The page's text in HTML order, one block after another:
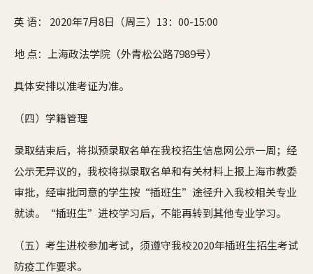
英 语： 2020年7月8日（周三）13：00-15:00
地 点：上海政法学院（外青松公路7989号）
具体安排以准考证为准。
（四）学籍管理
录取结束后，将拟预录取名单在我校招生信息网公示一周；经
公示无异议的，我校将拟录取名单和有关材料上报上海市教委
审批，经审批同意的学生按“插班生”途径升入我校相关专业
就读。“插班生”进校学习后，不能再转到其他专业学习。
（五）考生进校参加考试，须遵守我校2020年插班生招生考试
防疫工作要求。